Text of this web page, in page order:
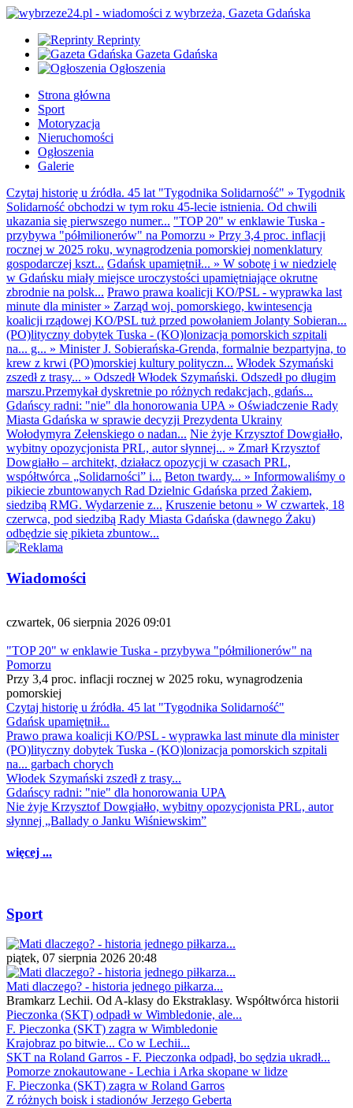
Reprinty
Gazeta Gdańska
Ogłoszenia
Strona główna
Sport
Motoryzacja
Nieruchomości
Ogłoszenia
Galerie
Czytaj historię u źródła. 45 lat "Tygodnika Solidarność" » Tygodnik
Solidarność obchodzi w tym roku 45-lecie istnienia. Od chwili
ukazania się pierwszego numer... "TOP 20" w enklawie Tuska -
przybywa "półmilionerów" na Pomorzu » Przy 3,4 proc. inflacji
rocznej w 2025 roku, wynagrodzenia pomorskiej nomenklatury
gospodarczej kszt... Gdańsk upamiętnił... » W sobotę i w niedzielę
w Gdańsku miały miejsce uroczystości upamiętniające okrutne
zbrodnie na polsk... Prawo prawa koalicji KO/PSL - wyprawka last
minute dla minister» Zarząd woj. pomorskiego, kwintesencja
koalicji rządowej KO/PSL tuż przed powołaniem Jolanty Sobieran...
(PO)lityczny dobytek Tuska - (KO)lonizacja pomorskich szpitali
na... g... » Minister J. Sobierańska-Grenda, formalnie bezpartyjna, to
krew z krwi (PO)morskiej kultury polityczn... Włodek Szymański
zszedł z trasy... » Odszedł Włodek Szymański. Odszedł po długim
marszu.Przemykał dyskretnie po różnych redakcjach, gdańs...
Gdańscy radni: "nie" dla honorowania UPA » Oświadczenie Rady
Miasta Gdańska w sprawie decyzji Prezydenta Ukrainy
Wołodymyra Zełenskiego o nadan... Nie żyje Krzysztof Dowgiałło,
wybitny opozycjonista PRL, autor słynnej... » Zmarł Krzysztof
Dowgiałło – architekt, działacz opozycji w czasach PRL,
współtwórca „Solidarności” i... Beton twardy... » Informowaliśmy o
pikiecie zbuntowanych Rad Dzielnic Gdańska przed Żakiem,
siedzibą RMG. Wydarzenie z... Kruszenie betonu » W czwartek, 18
czerwca, pod siedzibą Rady Miasta Gdańska (dawnego Żaku)
odbędzie się pikieta zbuntow...
Wiadomości
czwartek, 06 sierpnia 2026 09:01
"TOP 20" w enklawie Tuska - przybywa "półmilionerów" na
Pomorzu
Przy 3,4 proc. inflacji rocznej w 2025 roku, wynagrodzenia
pomorskiej
Czytaj historię u źródła. 45 lat "Tygodnika Solidarność"
Gdańsk upamiętnił...
Prawo prawa koalicji KO/PSL - wyprawka last minute dla minister
(PO)lityczny dobytek Tuska - (KO)lonizacja pomorskich szpitali
na... garbach chorych
Włodek Szymański zszedł z trasy...
Gdańscy radni: "nie" dla honorowania UPA
Nie żyje Krzysztof Dowgiałło, wybitny opozycjonista PRL, autor
słynnej „Ballady o Janku Wiśniewskim”
więcej ...
Sport
piątek, 07 sierpnia 2026 20:48
Mati dlaczego? - historia jednego piłkarza...
Bramkarz Lechii. Od A-klasy do Ekstraklasy. Współtwórca historii
Pieczonka (SKT) odpadł w Wimbledonie, ale...
F. Pieczonka (SKT) zagra w Wimbledonie
Krajobraz po bitwie... Co w Lechii...
SKT na Roland Garros - F. Pieczonka odpadł, bo sędzia ukradł...
Pomorze znokautowane - Lechia i Arka skopane w lidze
F. Pieczonka (SKT) zagra w Roland Garros
Z różnych boisk i stadionów Jerzego Geberta